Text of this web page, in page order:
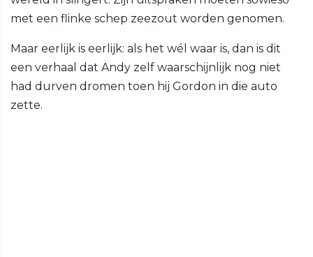
met een flinke schep zeezout worden genomen.
Maar eerlijk is eerlijk: als het wél waar is, dan is dit
een verhaal dat Andy zelf waarschijnlijk nog niet
had durven dromen toen hij Gordon in die auto
zette.